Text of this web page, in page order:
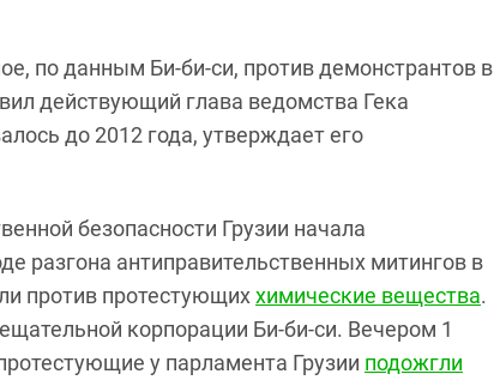
по данным Би-би-си, против демонстрантов в
действующий глава ведомства Гека
до 2012 года, утверждает его
безопасности Грузии начала
разгона антиправительственных митингов в
против протестующиххимические вещества.
корпорации Би-би-си. Вечером 1
у парламента Грузии подожгли